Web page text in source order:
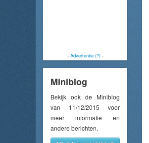
- Advertentie (?)-
Miniblog
Bekijk ook de Miniblog
van 11/12/2015 voor
meer informatie en
andere berichten.